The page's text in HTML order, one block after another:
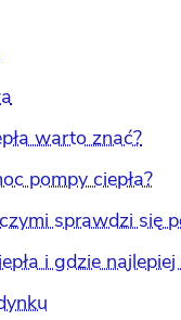
warto znać?
pompy ciepła?
sprawdzi się
i gdzie